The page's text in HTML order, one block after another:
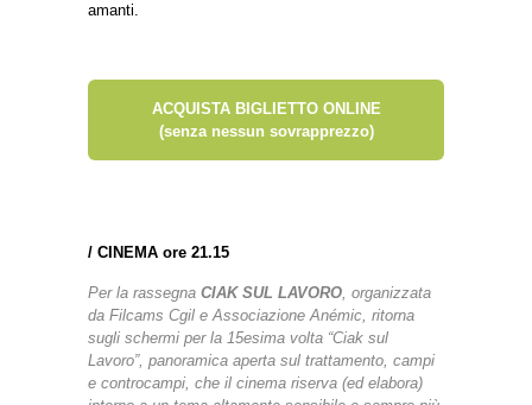
amanti.
ACQUISTA BIGLIETTO ONLINE
(senza nessun sovrapprezzo)
/ CINEMA ore 21.15
Per la rassegna CIAK SUL LAVORO, organizzata
da Filcams Cgil e Associazione Anémic, ritorna
sugli schermi per la 15esima volta “Ciak sul
Lavoro”, panoramica aperta sul trattamento, campi
e controcampi, che il cinema riserva (ed elabora)